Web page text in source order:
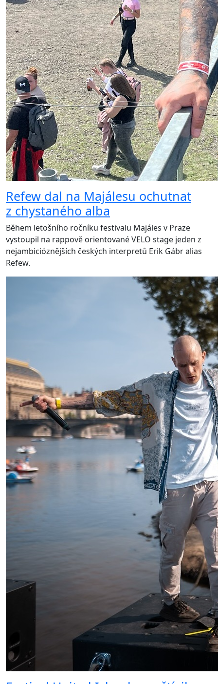
Refew dal na Majálesu ochutnat
z chystaného alba
Během letošního ročníku festivalu Majáles v Praze
vystoupil na rappově orientované VELO stage jeden z
nejambicióznějších českých interpretů Erik Gábr alias
Refew.